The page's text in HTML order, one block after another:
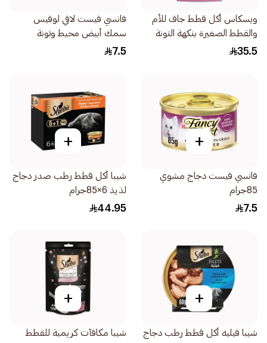
ويسكاس أكل قطط جاف للأم
والقطط الصغيرة بنكهة التونة
والسلمون 1.1كيلو
35.5
فانسي فيست لافي لوفيس
سمك أبيض محيط وتونة
85جرام
7.5
+
فانسي فيست دجاج مشوي
85جرام
7.5
+
شيبا أكل قطط رطب صدر دجاج
لذيذ 6×85جرام
44.95
+
شيبا فيليه أكل قطط رطب دجاج
+
شيبا مكافآت كريمية للقطط